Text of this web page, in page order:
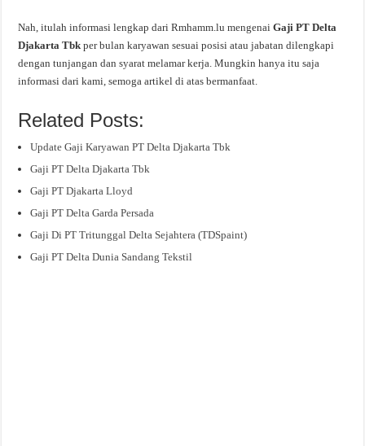
Nah, itulah informasi lengkap dari Rmhamm.lu mengenaiGaji PT Delta
Djakarta Tbkper bulan karyawan sesuai posisi atau jabatan dilengkapi
dengan tunjangan dan syarat melamar kerja. Mungkin hanya itu saja
informasi dari kami, semoga artikel di atas bermanfaat.
Related Posts:
Update Gaji Karyawan PT Delta Djakarta Tbk
Gaji PT Delta Djakarta Tbk
Gaji PT Djakarta Lloyd
Gaji PT Delta Garda Persada
Gaji Di PT Tritunggal Delta Sejahtera (TDSpaint)
Gaji PT Delta Dunia Sandang Tekstil